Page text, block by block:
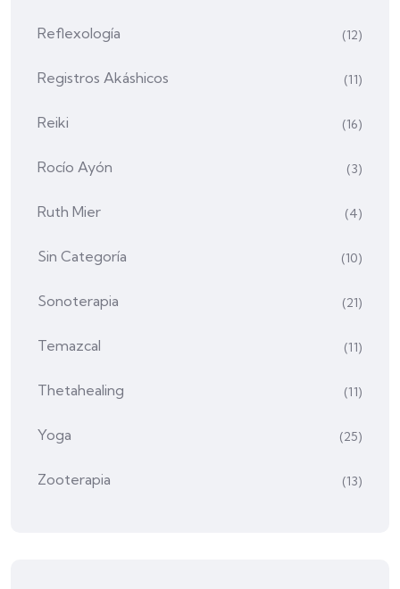
Reflexología (12)
Registros Akáshicos (11)
Reiki (16)
Rocío Ayón (3)
Ruth Mier (4)
Sin Categoría (10)
Sonoterapia (21)
Temazcal (11)
Thetahealing (11)
Yoga (25)
Zooterapia (13)